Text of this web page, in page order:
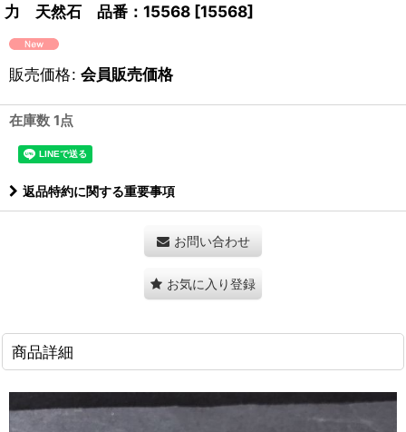
力 天然石 品番：15568 [15568]
販売価格: 会員販売価格
在庫数 1点
返品特約に関する重要事項
お問い合わせ
お気に入り登録
商品詳細